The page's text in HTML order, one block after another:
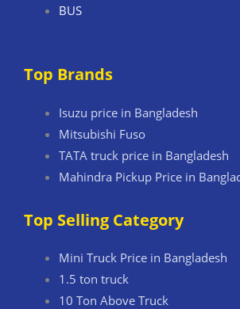
BUS
Top Brands
Isuzu price in Bangladesh
Mitsubishi Fuso
TATA truck price in Bangladesh
Mahindra Pickup Price in
Top Selling Category
Mini Truck Price in Bangladesh
1.5 ton truck
10 Ton Above Truck